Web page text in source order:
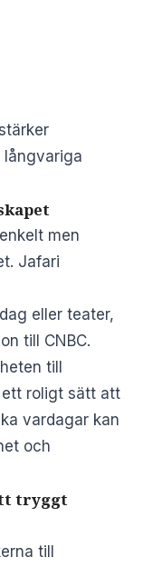
långvariga
men
Jafari
eller teater,
till CNBC.
till
ett roligt sätt att
vardagar kan
och
tryggt
till